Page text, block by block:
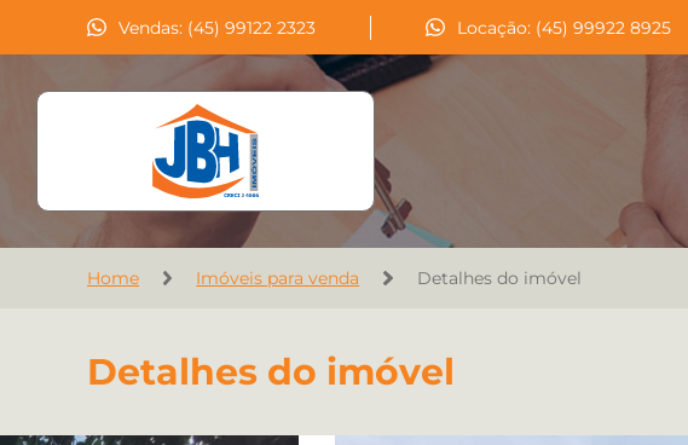
Vendas: (45) 99122 2323 Locação: (45) 99922 8925
Home Imóveis para venda Detalhes do imóvel
Detalhes do imóvel